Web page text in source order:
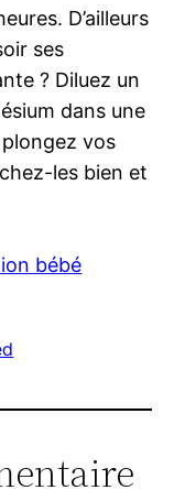
D’ailleurs
ses
? Diluez un
dans une
vos
les bien et
bébé